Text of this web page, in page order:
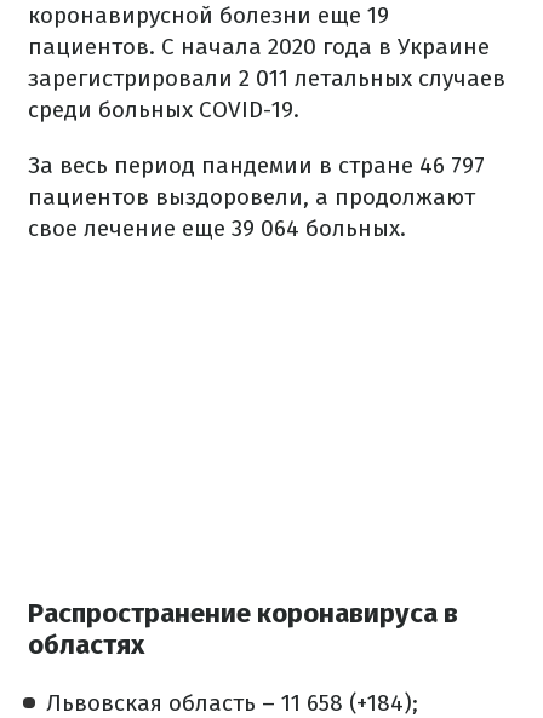
коронавирусной болезни еще 19
пациентов. С начала 2020 года в Украине
зарегистрировали 2 011 летальных случаев
среди больных COVID-19.
За весь период пандемии в стране 46 797
пациентов выздоровели, а продолжают
свое лечение еще 39 064 больных.
Распространение коронавируса в
областях
Львовская область – 11 658 (+184);